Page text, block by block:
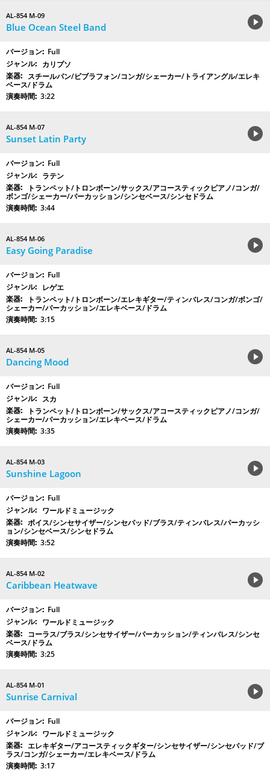
AL-854 M-09
Blue Ocean Steel Band
Full
カリプソ
スチールパン/ビブラフォン/コンガ/シェーカー/トライアングル/エレキ
ベース/ドラム
3:22
AL-854 M-07
Sunset Latin Party
Full
ラテン
トランペット/トロンボーン/サックス/アコースティックピアノ/コンガ/
ボンゴ/シェーカー/パーカッション/シンセベース/シンセドラム
3:44
AL-854 M-06
Easy Going Paradise
Full
レゲエ
トランペット/トロンボーン/エレキギター/ティンバレス/コンガ/ボンゴ/
シェーカー/パーカッション/エレキベース/ドラム
3:15
AL-854 M-05
Dancing Mood
Full
スカ
トランペット/トロンボーン/サックス/アコースティックピアノ/コンガ/
シェーカー/パーカッション/エレキベース/ドラム
3:35
AL-854 M-03
Sunshine Lagoon
Full
ワールドミュージック
ボイス/シンセサイザー/シンセパッド/ブラス/ティンバレス/パーカッシ
ョン/シンセベース/シンセドラム
3:52
AL-854 M-02
Caribbean Heatwave
Full
ワールドミュージック
コーラス/ブラス/シンセサイザー/パーカッション/ティンバレス/シンセ
ベース/ドラム
3:25
AL-854 M-01
Sunrise Carnival
Full
ワールドミュージック
エレキギター/アコースティックギター/シンセサイザー/シンセパッド/ブ
ラス/コンガ/シェーカー/エレキベース/ドラム
3:17